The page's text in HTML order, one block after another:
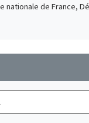
nationale de France,